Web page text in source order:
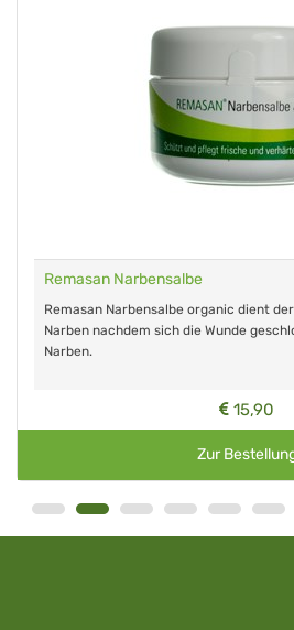
Remasan Narbensalbe
Remasan Narbensalbe organic dient
Narben nachdem sich die Wunde
Narben.
15,90
Zur